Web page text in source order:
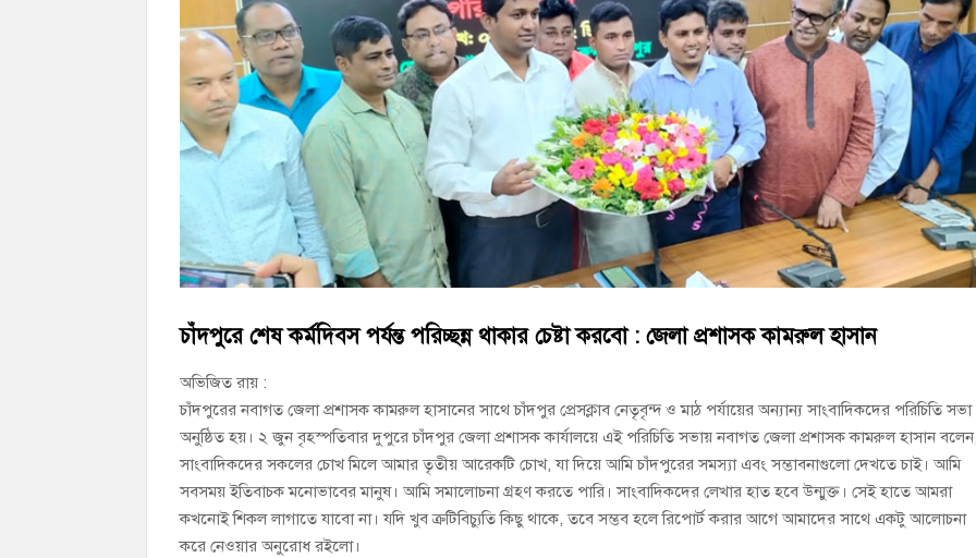
চাঁদপুর জেলা বিএনপির সিনিয়র সহ-সভাপতি মাহবুব আনোয়ার বাবলুর মৃত্যুতে স্মরণ সভা ও দোয়া মাহফিল
চাঁদপুর পৌরসভার ২০৫ কোটি টাকার বাজেট ঘোষণা
কচুয়ায় পৃথক অভিযানে ২০১ পিস ইয়াবা ও ৫০ গ্রাম গাঁজাসহ ৩ মাদক কারবারি গ্রেপ্তার
চাঁদপুরে শেষ কর্মদিবস পর্যন্ত পরিচ্ছন্ন থাকার চেষ্টা করবো : জেলা প্রশাসক কামরুল হাসান
অভিজিত রায় :
চাঁদপুরের নবাগত জেলা প্রশাসক কামরুল হাসানের সাথে চাঁদপুর প্রেসক্লাব নেতৃবৃন্দ ও মাঠ পর্যায়ের অন্যান্য সাংবাদিকদের পরিচিতি সভা
অনুষ্ঠিত হয়। ২ জুন বৃহস্পতিবার দুপুরে চাঁদপুর জেলা প্রশাসক কার্যালয়ে এই পরিচিতি সভায় নবাগত জেলা প্রশাসক কামরুল হাসান বলেন,
সাংবাদিকদের সকলের চোখ মিলে আমার তৃতীয় আরেকটি চোখ, যা দিয়ে আমি চাঁদপুরের সমস্যা এবং সম্ভাবনাগুলো দেখতে চাই। আমি
সবসময় ইতিবাচক মনোভাবের মানুষ। আমি সমালোচনা গ্রহণ করতে পারি। সাংবাদিকদের লেখার হাত হবে উন্মুক্ত। সেই হাতে আমরা
কখনোই শিকল লাগাতে যাবো না। যদি খুব ক্রটিবিচ্যুতি কিছু থাকে, তবে সম্ভব হলে রিপোর্ট করার আগে আমাদের সাথে একটু আলোচনা
করে নেওয়ার অনুরোধ রইলো।